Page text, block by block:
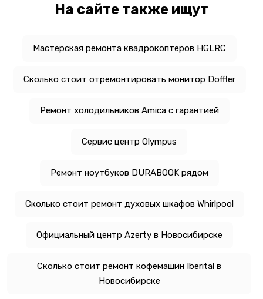
На сайте также ищут
Мастерская ремонта квадрокоптеров HGLRC
Сколько стоит отремонтировать монитор Doffler
Ремонт холодильников Amica с гарантией
Сервис центр Olympus
Ремонт ноутбуков DURABOOK рядом
Сколько стоит ремонт духовых шкафов Whirlpool
Официальный центр Azerty в Новосибирске
Сколько стоит ремонт кофемашин Iberital в
Новосибирске